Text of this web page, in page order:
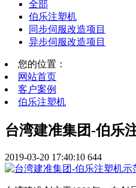
全部
伯乐注塑机
同步伺服改造项目
异步伺服改造项目
您的位置：
网站首页
客户案例
伯乐注塑机
台湾建准集团-伯乐
2019-03-20 17:40:10 644